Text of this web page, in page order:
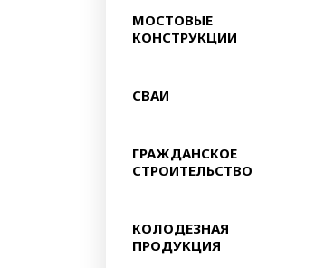
МОСТОВЫЕ
КОНСТРУКЦИИ
СВАИ
ГРАЖДАНСКОЕ
СТРОИТЕЛЬСТВО
КОЛОДЕЗНАЯ
ПРОДУКЦИЯ